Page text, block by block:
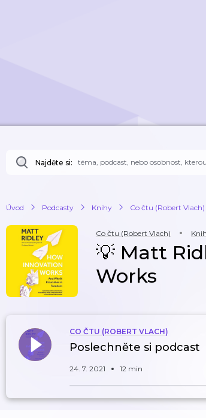
Najděte si:
Úvod Podcasty Knihy Co čtu (Robert Vlach)
Co čtu (Robert Vlach)
💡 Matt
Works
CO ČTU (ROBERT VLACH)
Poslechněte si podcast
24. 7. 2021 12 min